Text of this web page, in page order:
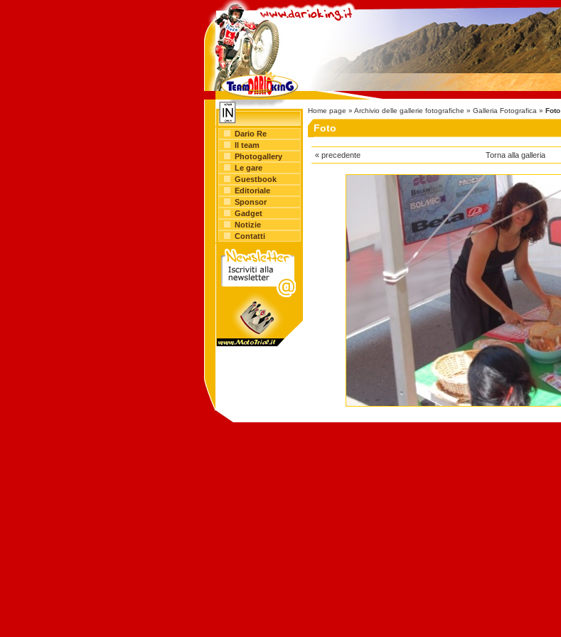
Dario Re
Il team
Photogallery
Le gare
Guestbook
Editoriale
Sponsor
Gadget
Notizie
Contatti
Home page » Archivio delle gallerie fotografiche » Galleria Fotografica » Foto
Foto
« precedente Torna alla galleria